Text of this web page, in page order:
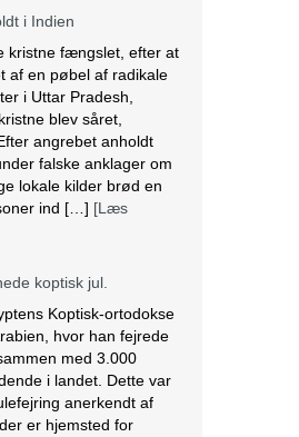
i Indien
kristne fængslet, efter at
af en pøbel af radikale
i Uttar Pradesh,
blev såret,
angrebet anholdt
falske anklager om
lokale kilder brød en
ind […] [Læs
koptisk jul.
Koptisk-ortodokse
hvor han fejrede
med 3.000
i landet. Dette var
anerkendt af
er hjemsted for